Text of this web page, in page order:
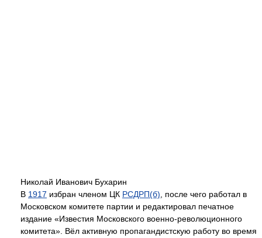
Николай Иванович Бухарин
В 1917 избран членом ЦК РСДРП(б), после чего работал в
Московском комитете партии и редактировал печатное
издание «Известия Московского военно-революционного
комитета». Вёл активную пропагандистскую работу во время